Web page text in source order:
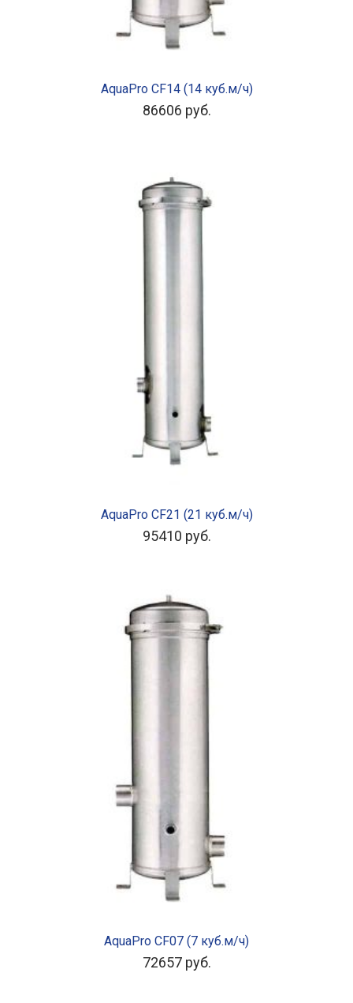
AquaPro CF14 (14 куб.м/ч)
86606 руб.
AquaPro CF21 (21 куб.м/ч)
95410 руб.
AquaPro CF07 (7 куб.м/ч)
72657 руб.